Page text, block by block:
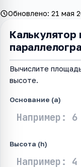
Обновлено: 21 мая
Вычислите
высоте.
Основание (a)
Высота (h)